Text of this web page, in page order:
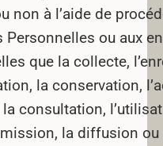
non à l’aide de
Personnelles ou aux
que la collecte,
la conservation,
consultation,
la diffusion ou